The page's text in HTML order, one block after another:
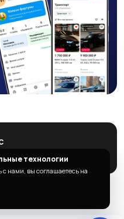
технологии
с нами, вы соглашаетесь на